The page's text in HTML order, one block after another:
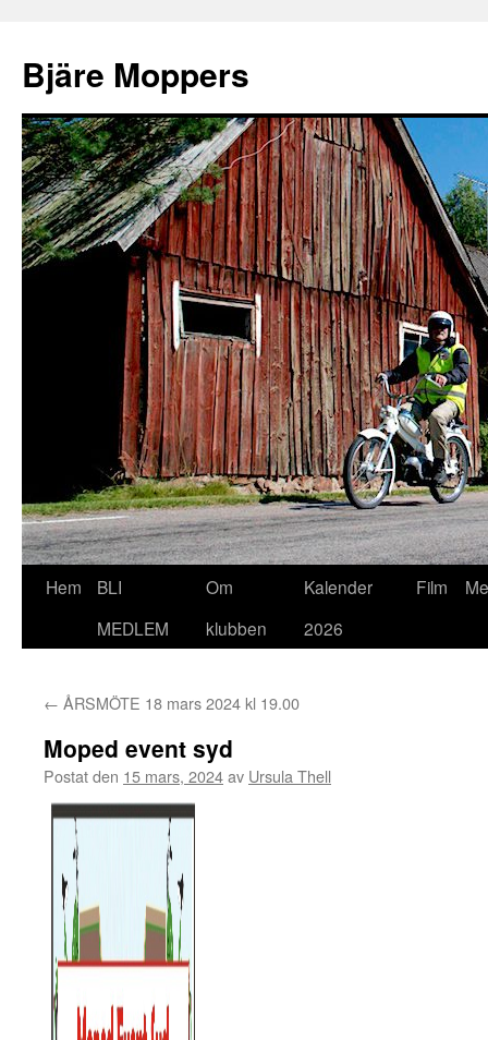
Bjäre Moppers
Hoppa
Hem
BLI
MEDLEM
Om
klubben
Kalender
2026
Film
← ÅRSMÖTE 18 mars 2024 kl 19.00
Moped event syd
Postat den 15 mars, 2024av Ursula Thell